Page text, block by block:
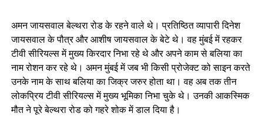
अमन जायसवाल बेल्थरा रोड के रहने वाले थे। प्रतिष्ठित व्यापारी दिनेश
जायसवाल के पौत्र और आशीष जायसवाल के बेटे थे। वह मुंबई में रहकर
टीवी सीरियल्स में मुख्य किरदार निभा रहे थे और अपने काम से बलिया का
नाम रोशन कर रहे थे। अमन मुंबई में जब भी किसी प्रोजेक्ट को साइन करते
उनके नाम के साथ बलिया का जिक्र जरुर होता था। वह अब तक तीन
लोकप्रिय टीवी सीरियल्स में मुख्य भूमिका निभा चुके थे। उनकी आकस्मिक
मौत ने पूरे बेल्थरा रोड को गहरे शोक में डाल दिया है।